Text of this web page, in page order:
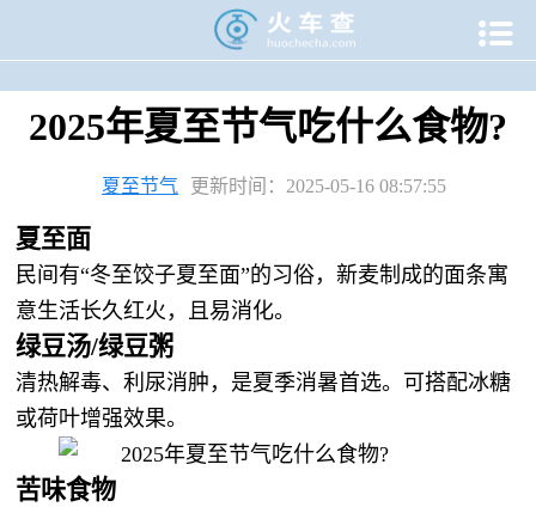

2025年夏至节气吃什么食物?
夏至节气 更新时间：2025-05-16 08:57:55
‌夏至面‌
民间有“冬至饺子夏至面”的习俗，新麦制成的面条寓
意生活长久红火，且易消化。
‌绿豆汤/绿豆粥‌
清热解毒、利尿消肿，是夏季消暑首选。可搭配冰糖
或荷叶增强效果。
‌苦味食物‌